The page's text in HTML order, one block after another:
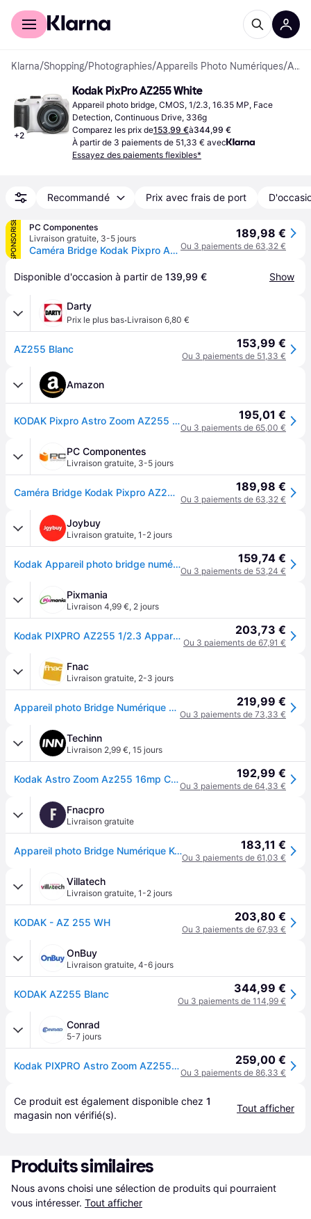
Acheter avec Klarna
Klarna/Shopping/Photographies/Appareils Photo Numériques/ Appareils photo bridge
+2
Kodak PixPro AZ255 White
Appareil photo bridge, CMOS, 1/2.3, 16.35 MP, Face
Detection, Continuous Drive, 336g
Comparez les prix de153,99 €à344,99 €
À partir de 3 paiements de 51,33 € avec
Essayez des paiements flexibles*
Recommandé Prix avec frais de port
SPONSORISÉ
PC Componentes
Livraison gratuite, 3-5 jours
Caméra Bridge Kodak Pixpro AZ255 16MP Zoom 25x F/4.3-6.5mm Full HD Blanc
189,98 €
Ou 3 paiements de 63,32 €
Disponible d'occasion à partir de 139,99 € Show
Darty
Prix le plus bas·Livraison 6,80 €
AZ255 Blanc 153,99 €
Ou 3 paiements de 51,33 €
Amazon
KODAK Pixpro Astro Zoom AZ255 - Appareil Photo Bridge Numérique 16 Mpixels, Zoom Optique 25X, Video HD 1080p, Grand Angle 24 mm, Stabilisateur Optique d'image, Ecran LCD 3, Pile AA - Blanc 195,01 €
Ou 3 paiements de 65,00 €
PC Componentes
Livraison gratuite, 3-5 jours
Caméra Bridge Kodak Pixpro AZ255 16MP Zoom 25x F/4.3-6.5mm Full HD Blanc 189,98 €
Ou 3 paiements de 63,32 €
Joybuy
Livraison gratuite, 1-2 jours
Kodak Appareil photo bridge numérique avec zoom optique 25x, Blanc 159,74 €
Ou 3 paiements de 53,24 €
Pixmania
Livraison 4,99 €, 2 jours
Kodak PIXPRO AZ255 1/2.3 Appareil-photo compact 16,35 MP BSI CMOS 4608 x 3456 pixels Blanc - Neuf 203,73 €
Ou 3 paiements de 67,91 €
Fnac
Livraison gratuite, 2-3 jours
Appareil photo Bridge Numérique Kodak Pixpro Astro Zoom AZ255 Blanc 219,99 €
Ou 3 paiements de 73,33 €
Techinn
Livraison 2,99 €, 15 jours
Kodak Astro Zoom Az255 16mp Compact Camera Blanc One Size / EU Plug 220V 192,99 €
Ou 3 paiements de 64,33 €
F Fnacpro
Livraison gratuite
Appareil photo Bridge Numérique Kodak Pixpro Astro Zoom AZ255 Blanc 183,11 €
Ou 3 paiements de 61,03 €
Villatech
Livraison gratuite, 1-2 jours
KODAK - AZ 255 WH 203,80 €
Ou 3 paiements de 67,93 €
OnBuy
Livraison gratuite, 4-6 jours
KODAK AZ255 Blanc 344,99 €
Ou 3 paiements de 114,99 €
Conrad
5-7 jours
Kodak PIXPRO Astro Zoom AZ255 Appareil photo numérique 16.76 Mill. pixel Zoom optique: 25 x blanc vidéo Full HD, stabilisation dimage, avec flash intégré 259,00 €
Ou 3 paiements de 86,33 €
Ce produit est également disponible chez 1
magasin non vérifié(s).
Tout afficher
Produits similaires
Nous avons choisi une sélection de produits qui pourraient
vous intéresser. Tout afficher